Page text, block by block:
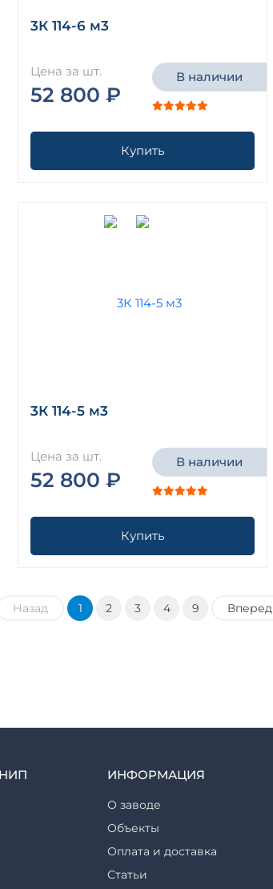
3К 114-6 м3
Цена за шт.
52 800 ₽
В наличии
Купить
3К 114-5 м3
Цена за шт.
52 800 ₽
В наличии
Купить
Назад 1 2 3 4 9 Вперед
ИНФОРМАЦИЯ
О заводе
Объекты
Оплата и доставка
Статьи